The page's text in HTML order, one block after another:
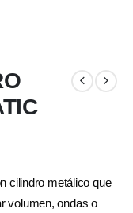
cilindro metálico que
volumen, ondas o